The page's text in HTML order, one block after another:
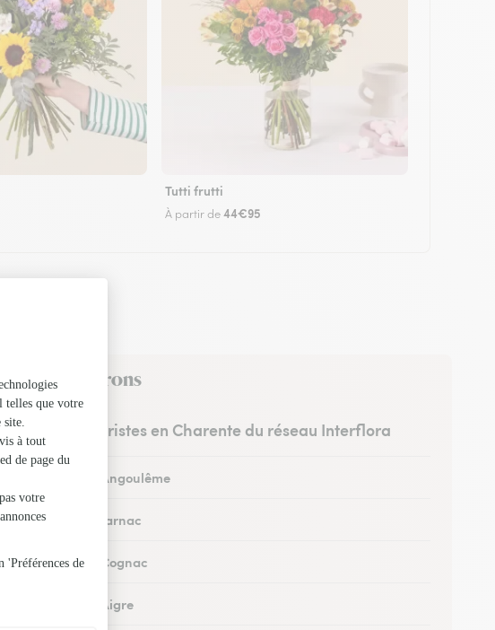
Tutti frutti
À partir de44€95
ses environs
Les fleuristes en Charente du réseau Interflora
Fleuristes à Angoulême
Fleuristes à Jarnac
Fleuristes à Cognac
Fleuristes à Aigre